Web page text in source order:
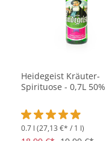
Heidegeist Kräuter-
Spirituose - 0,7L
Durchschnittliche
0.7 l (27,13 €* / 1 l)